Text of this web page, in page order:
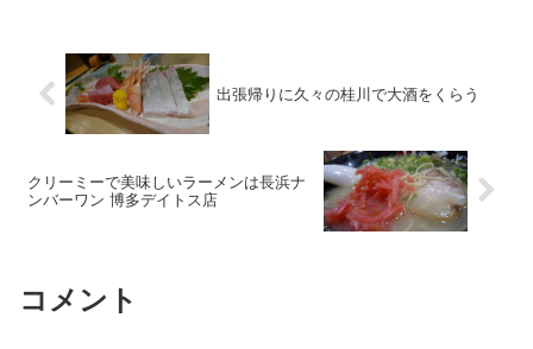
出張帰りに久々の桂川で大酒をくらう
クリーミーで美味しいラーメンは長浜ナ
ンバーワン 博多デイトス店
コメント